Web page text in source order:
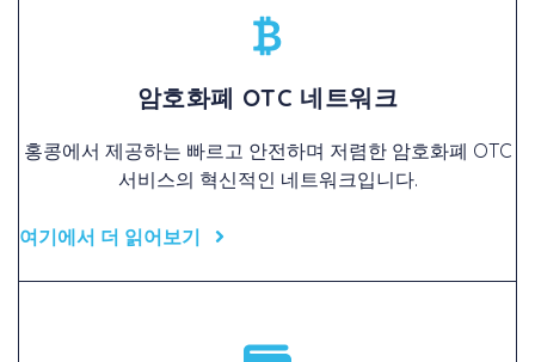
암호화폐 OTC 네트워크
홍콩에서 제공하는 빠르고 안전하며 저렴한 암호화폐 OTC
서비스의 혁신적인 네트워크입니다.
여기에서 더 읽어보기